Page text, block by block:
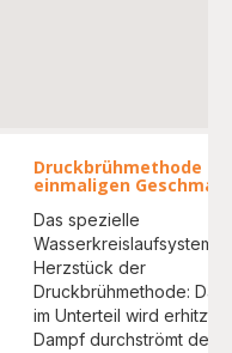
Druckbrühmethode
einmaligen
Das spezielle
Wasserkreislaufsystem
Herzstück der
Druckbrühmethode: Das
im Unterteil wird erhitzt
Dampf durchströmt den